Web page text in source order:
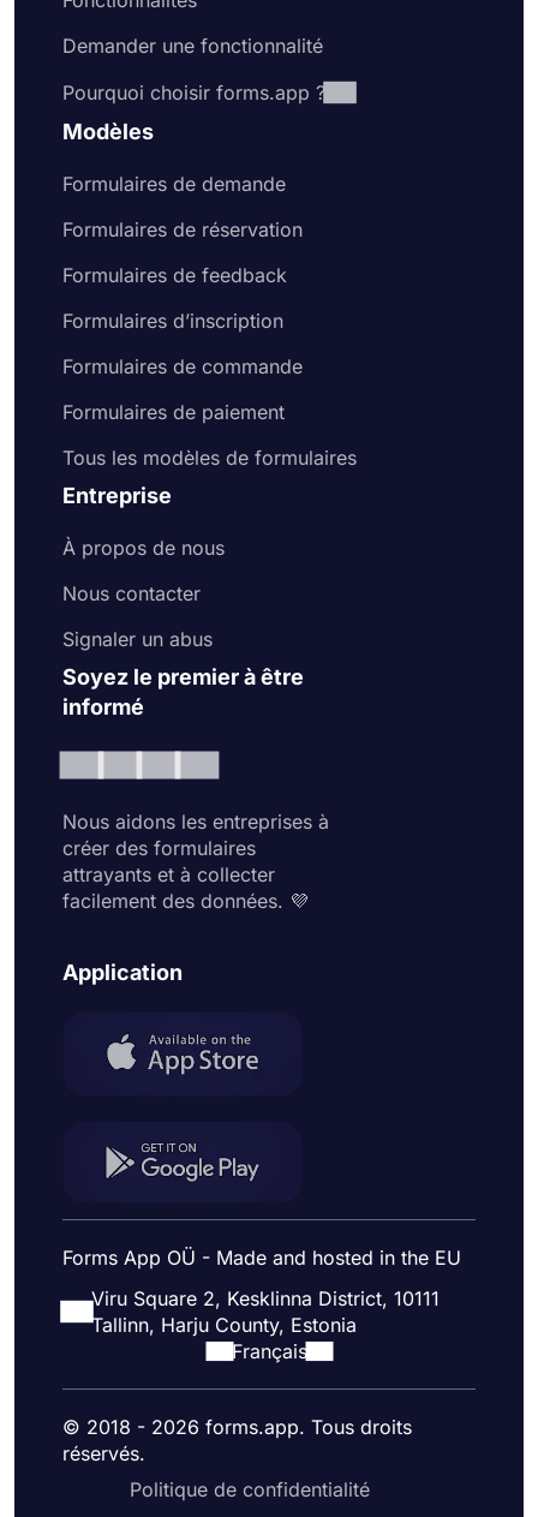
Demander une fonctionnalité
Pourquoi choisir forms.app ?
Modèles
Formulaires de demande
Formulaires de réservation
Formulaires de feedback
Formulaires d’inscription
Formulaires de commande
Formulaires de paiement
Tous les modèles de formulaires
Entreprise
À propos de nous
Nous contacter
Signaler un abus
Soyez le premier à être
informé
Nous aidons les entreprises à
créer des formulaires
attrayants et à collecter
facilement des données. 💜
Application
Forms App OÜ - Made and hosted in the EU
Viru Square 2, Kesklinna District, 10111
Tallinn, Harju County, Estonia
Français
© 2018 - 2026 forms.app. Tous droits
réservés.
Politique de confidentialité